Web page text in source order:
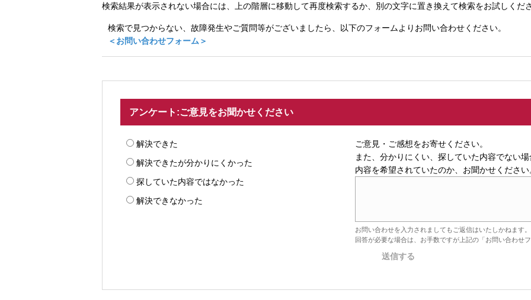
検索結果が表示されない場合には、上の階層に移動して再度検索するか、別の文字に置き換えて検索をお試しくださ
検索で見つからない、故障発生やご質問等がございましたら、以下のフォームよりお問い合わせください。
＜お問い合わせフォーム＞
アンケート:ご意見をお聞かせください
解決できた
解決できたが分かりにくかった
探していた内容ではなかった
解決できなかった
ご意見・ご感想をお寄せください。
また、分かりにくい、探していた内容でない
内容を希望されていたのか、お聞かせください
お問い合わせを入力されましてもご返信はいたしかねます。
回答が必要な場合は、お手数ですが上記の「お問い合わせ